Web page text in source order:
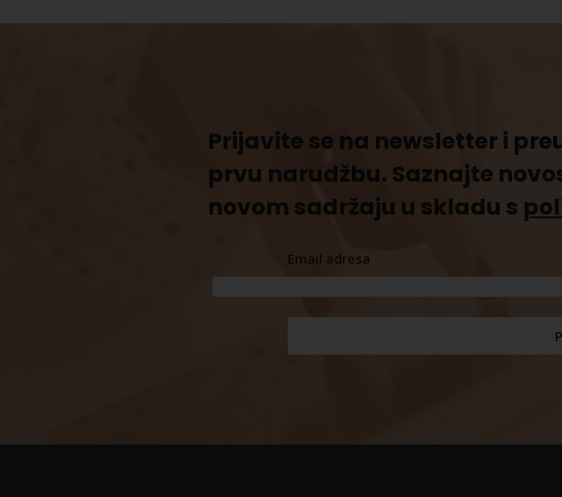
Prijavite se na newsletter i
prvu narudžbu. Saznajte
novom sadržaju u skladu s
Email adresa